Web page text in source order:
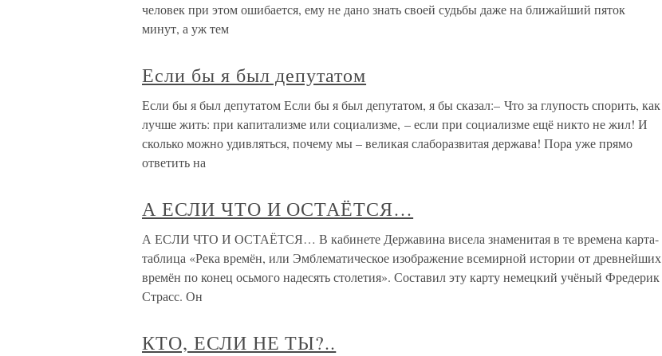
человек при этом ошибается, ему не дано знать своей судьбы даже на ближайший пяток
минут, а уж тем
Если бы я был депутатом
Если бы я был депутатом Если бы я был депутатом, я бы сказал:– Что за глупость спорить, как
лучше жить: при капитализме или социализме, – если при социализме ещё никто не жил! И
сколько можно удивляться, почему мы – великая слаборазвитая держава! Пора уже прямо
ответить на
А ЕСЛИ ЧТО И ОСТАЁТСЯ…
А ЕСЛИ ЧТО И ОСТАЁТСЯ… В кабинете Державина висела знаменитая в те времена карта-
таблица «Река времён, или Эмблематическое изображение всемирной истории от древнейших
времён по конец осьмого надесять столетия». Составил эту карту немецкий учёный Фредерик
Страсс. Он
КТО, ЕСЛИ НЕ ТЫ?..